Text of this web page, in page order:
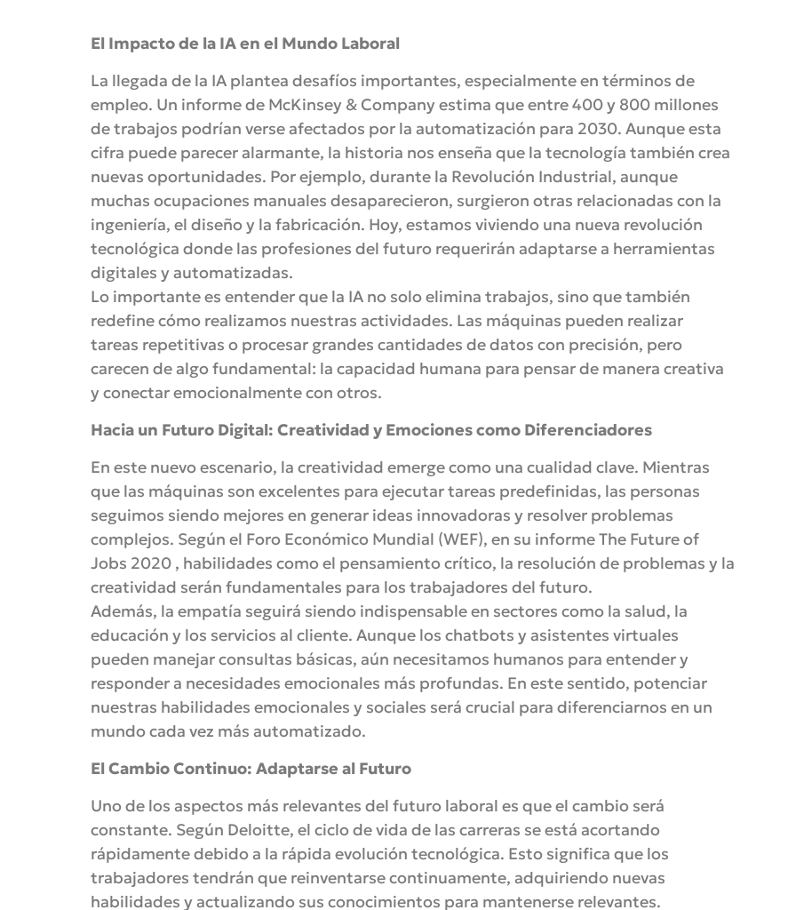
El Impacto de la IA en el Mundo Laboral
La llegada de la IA plantea desafíos importantes, especialmente en términos de
empleo. Un informe de McKinsey & Company estima que entre 400 y 800 millones
de trabajos podrían verse afectados por la automatización para 2030. Aunque esta
cifra puede parecer alarmante, la historia nos enseña que la tecnología también crea
nuevas oportunidades. Por ejemplo, durante la Revolución Industrial, aunque
muchas ocupaciones manuales desaparecieron, surgieron otras relacionadas con la
ingeniería, el diseño y la fabricación. Hoy, estamos viviendo una nueva revolución
tecnológica donde las profesiones del futuro requerirán adaptarse a herramientas
digitales y automatizadas.
Lo importante es entender que la IA no solo elimina trabajos, sino que también
redefine cómo realizamos nuestras actividades. Las máquinas pueden realizar
tareas repetitivas o procesar grandes cantidades de datos con precisión, pero
carecen de algo fundamental: la capacidad humana para pensar de manera creativa
y conectar emocionalmente con otros.
Hacia un Futuro Digital: Creatividad y Emociones como Diferenciadores
En este nuevo escenario, la creatividad emerge como una cualidad clave. Mientras
que las máquinas son excelentes para ejecutar tareas predefinidas, las personas
seguimos siendo mejores en generar ideas innovadoras y resolver problemas
complejos. Según el Foro Económico Mundial (WEF), en su informe The Future of
Jobs 2020 , habilidades como el pensamiento crítico, la resolución de problemas y la
creatividad serán fundamentales para los trabajadores del futuro.
Además, la empatía seguirá siendo indispensable en sectores como la salud, la
educación y los servicios al cliente. Aunque los chatbots y asistentes virtuales
pueden manejar consultas básicas, aún necesitamos humanos para entender y
responder a necesidades emocionales más profundas. En este sentido, potenciar
nuestras habilidades emocionales y sociales será crucial para diferenciarnos en un
mundo cada vez más automatizado.
El Cambio Continuo: Adaptarse al Futuro
Uno de los aspectos más relevantes del futuro laboral es que el cambio será
constante. Según Deloitte, el ciclo de vida de las carreras se está acortando
rápidamente debido a la rápida evolución tecnológica. Esto significa que los
trabajadores tendrán que reinventarse continuamente, adquiriendo nuevas
habilidades y actualizando sus conocimientos para mantenerse relevantes.